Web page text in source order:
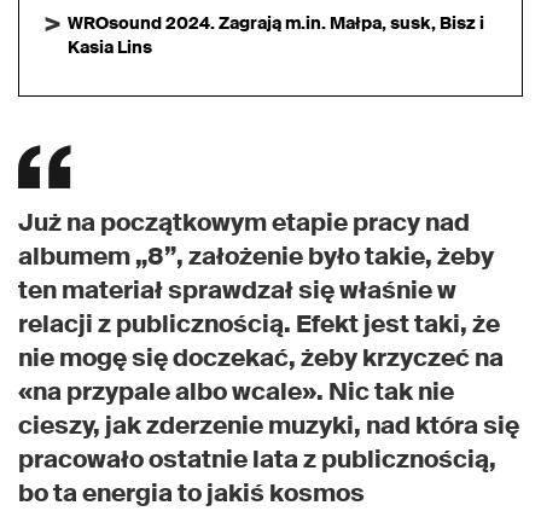
WROsound 2024. Zagrają m.in. Małpa, susk, Bisz i
Kasia Lins
Już na początkowym etapie pracy nad
albumem „8”, założenie było takie, żeby
ten materiał sprawdzał się właśnie w
relacji z publicznością. Efekt jest taki, że
nie mogę się doczekać, żeby krzyczeć na
«na przypale albo wcale». Nic tak nie
cieszy, jak zderzenie muzyki, nad która się
pracowało ostatnie lata z publicznością,
bo ta energia to jakiś kosmos